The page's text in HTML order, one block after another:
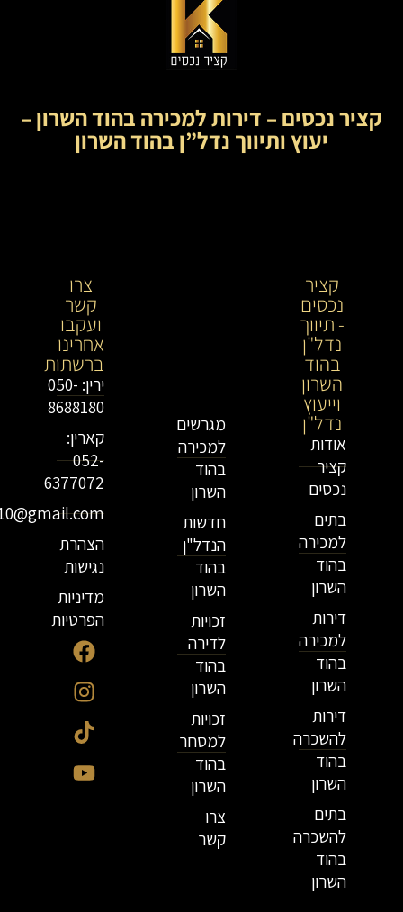
קציר נכסים – דירות למכירה בהוד השרון –
יעוץ ותיווך נדל”ן בהוד השרון
קציר
נכסים
- תיווך
נדל"ן
בהוד
השרון
וייעוץ
נדל"ן
אודות
קציר
נכסים
בתים
למכירה
בהוד
השרון
דירות
למכירה
בהוד
השרון
דירות
להשכרה
בהוד
השרון
בתים
להשכרה
בהוד
השרון
מגרשים
למכירה
בהוד
השרון
חדשות
הנדל"ן
בהוד
השרון
זכויות
לדירה
בהוד
השרון
זכויות
למסחר
בהוד
השרון
צרו
קשר
צרו
קשר
ועקבו
אחרינו
ברשתות
ירין: 050-
8688180
קארין:
052-
6377072
הצהרת
נגישות
מדיניות
הפרטיות